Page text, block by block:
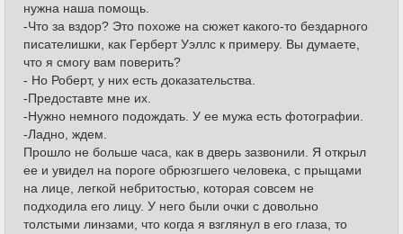
нужна наша помощь.
-Что за вздор? Это похоже на сюжет какого-то бездарного
писателишки, как Герберт Уэллс к примеру. Вы думаете,
что я смогу вам поверить?
- Но Роберт, у них есть доказательства.
-Предоставте мне их.
-Нужно немного подождать. У ее мужа есть фотографии.
-Ладно, ждем.
Прошло не больше часа, как в дверь зазвонили. Я открыл
ее и увидел на пороге обрюзгшего человека, с прыщами
на лице, легкой небритостью, которая совсем не
подходила его лицу. У него были очки с довольно
толстыми линзами, что когда я взглянул в его глаза, то